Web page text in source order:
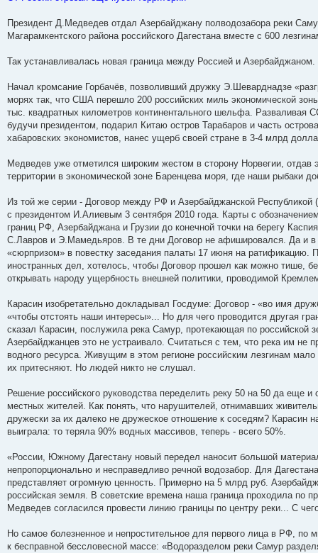
Президент Д.Медведев отдал Азербайджану полводозабора реки
Магарамкентского района российского Дагестана вместе с 600
Так устанавливалась новая граница между Россией и Азербайджаном.
Начал кромсание Горбачёв, позволивший дружку Э.Шеварднадзе
морях так, что США перешло 200 российских миль экономической
тыс. квадратных километров континентального шельфа.
будучи президентом, подарил Китаю остров Тарабаров и часть
хабаровских экономистов, нанес ущерб своей стране в 3-4 млрд
Медведев уже отметился широким жестом в сторону Норвегии, отдав
территории в экономической зоне Баренцева моря, где наши рыбаки
Из той же серии - Договор между РФ и Азербайджанской
с президентом И.Алиевым 3 сентября 2010 года. Карты с
границ РФ, Азербайджана и Грузии до конечной точки на берегу
С.Лавров и Э.Мамедьяров. В те дни Договор не афишировался. Да и
«сюрпризом» в повестку заседания палаты 17 июня на ратификацию.
иностранных дел, хотелось, чтобы Договор прошел как можно тише,
открывать народу ущербность внешней политики, проводимой
Карасин изобретательно докладывал Госдуме: Договор - «во имя
«чтобы отстоять наши интересы»... Но для чего проводится другая
сказал Карасин, послужила река Самур, протекающая по
Азербайджанцев это не устраивало. Считаться с тем, что река им не
водного ресурса. Живущим в этом регионе российским лезгинам
их притесняют. Но людей никто не слушал.
Решение российского руководства переделить реку 50 на 50 да еще
местных жителей. Как понять, что нарушителей, отнимавших
дружески за их далеко не дружеское отношение к соседям? Карасин
выиграла: то теряла 90% водных массивов, теперь - всего 50%.
«России, Южному Дагестану новый передел наносит большой
непропорционально и несправедливо речной водозабор. Для
представляет огромную ценность. Примерно на 5 млрд руб.
российская земля. В советские времена наша граница проходила по
Медведев согласился провести линию границы по центру реки... С
Но самое болезненное и непростительное для первого лица в РФ,
к бесправной бессловесной массе: «Водоразделом реки Самур